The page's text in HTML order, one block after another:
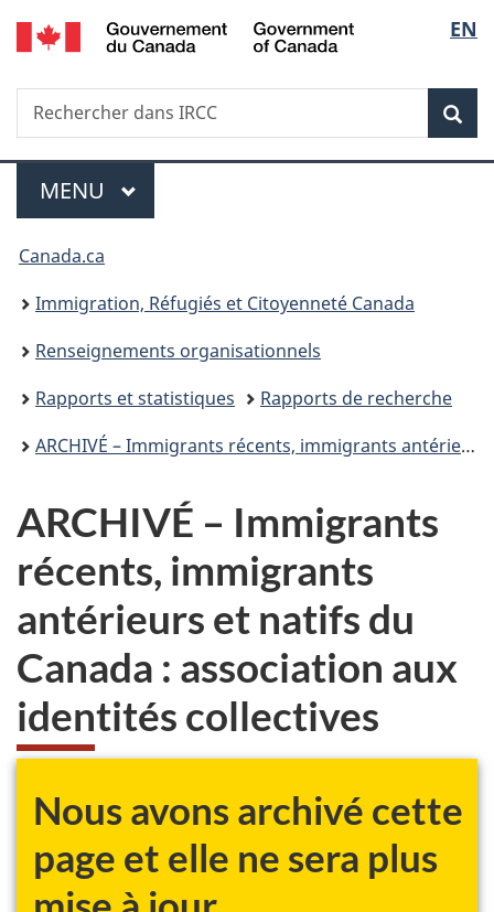
Passer
au
Passer
à
du
Passer
à
simplifiée
de
la
EN
Recherche
Rechercher
dans
Menu
MENU PRINCIPAL
Vous
êtes
ici :
Canada.ca
Immigration, Réfugiés et Citoyenneté Canada
Renseignements organisationnels
Rapports et statistiques
Rapports de recherche
ARCHIVÉ – Immigrants récents, immigrants antérieurs et natifs du Canada : association aux identités collectives
ARCHIVÉ – Immigrants
récents, immigrants
antérieurs et natifs du
Canada : association aux
identités collectives
Nous avons archivé cette
page et elle ne sera plus